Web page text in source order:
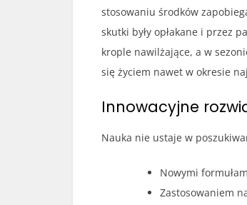
stosowaniu środków
skutki były opłakane i przez
krople nawilżające, a w
się życiem nawet w okresie
Innowacyjne
Nauka nie ustaje w
Nowymi
Zastosowaniem